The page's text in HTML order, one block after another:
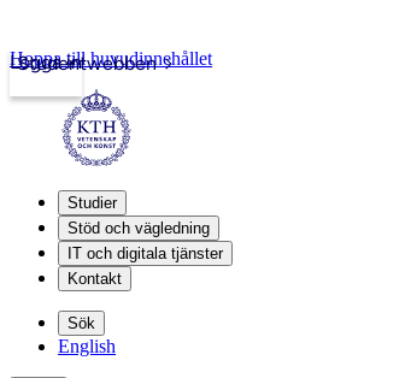
Studentwebben
Logga in
Hoppa till huvudinnehållet
Studier
Stöd och vägledning
IT och digitala tjänster
Kontakt
Sök
English